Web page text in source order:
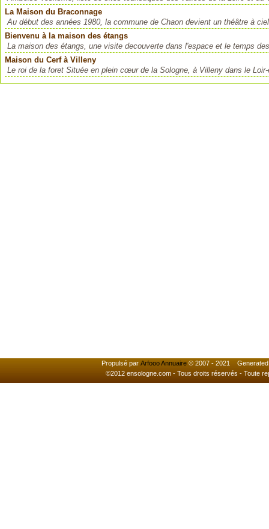
La Maison du Braconnage
Au début des années 1980, la commune de Chaon devient un théâtre à
Bienvenu à la maison des étangs
La maison des étangs, une visite decouverte dans l'espace et le temps
Maison du Cerf à Villeny
Le roi de la foret Située en plein cœur de la Sologne, à Villeny dans le
Propulsé par Arfooo Annuaire© 2007 - 2021
©2012 ensologne.com - Tous droits réservés - Toute